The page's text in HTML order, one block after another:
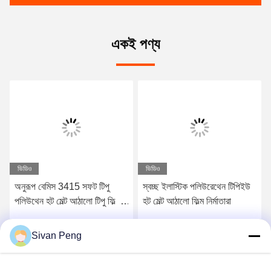
একই পণ্য
ভিডিও
অনুরূপ বেমিস 3415 সফট টিপু
পলিউথেন হট মেল্ট আঠালো টিপু ফিল্ম
ভিডিও
স্বচ্ছ ইলাস্টিক পলিউরেথেন টিপিইউ
হট মেল্ট আঠালো ফিল্ম নির্মাতারা
Sivan Peng